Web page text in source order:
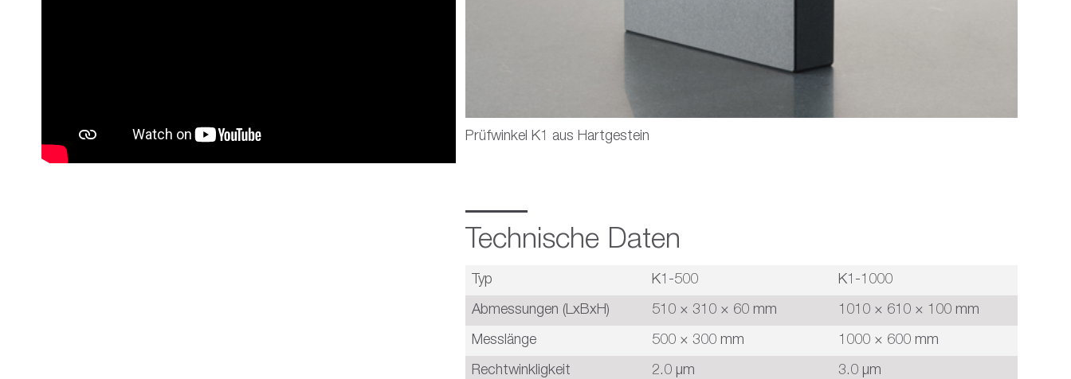
Prüfwinkel K1 aus Hartgestein
Technische Daten
Typ
Abmessungen (LxBxH)
Messlänge
Rechtwinkligkeit
K1-500
510 × 310 × 60 mm
500 × 300 mm
2.0 µm
K1-1000
1010 × 610 × 100 mm
1000 × 600 mm
3.0 µm